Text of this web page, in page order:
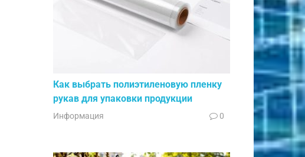
Как выбрать полиэтиленовую пленку
рукав для упаковки продукции
Информация 0